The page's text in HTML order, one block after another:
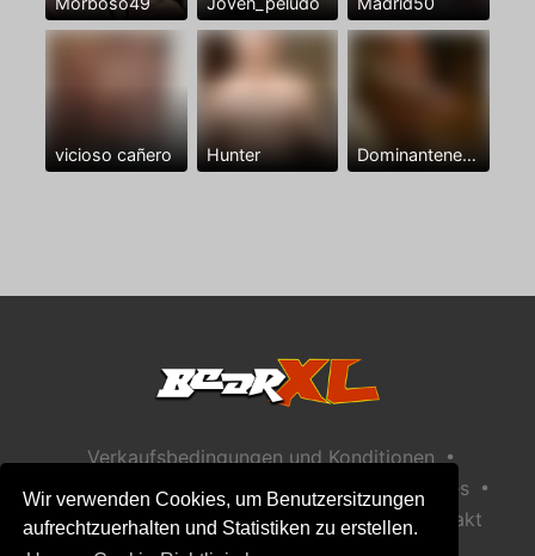
Wir verwenden Cookies, um Benutzersitzungen
aufrechtzuerhalten und Statistiken zu erstellen.
vicioso cañero Hunter Dominantenegro ya
Verkaufsbedingungen und Konditionen •
Datenschutzerklärung Richtlinie zu Cookies •
Richtlinie zur Kindersicherheit Hilfe / Kontakt